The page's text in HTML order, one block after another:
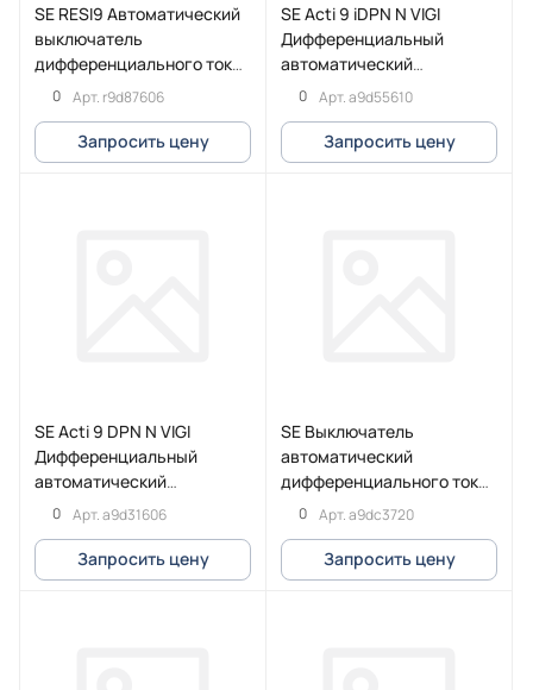
SE RESI9 Автоматический
выключатель
дифференциального тока
(ДИФ) 1P+N С 6А 6000A
30мА 18mm тип AC
0 Арт. r9d87606
Запросить цену
SE Acti 9 iDPN N VIGI
Дифференциальный
автоматический
выключатель 6KA 10A B
30MA AC
0 Арт.a9d55610
Запросить цену
SE Acti 9 DPN N VIGI
Дифференциальный
автоматический
выключатель 6KA 6A C
30MA AC
0 Арт.a9d31606
Запросить цену
SE Выключатель
автоматический
дифференциального тока
iCV40 3P+N 6кА 20A C
30мA тип A
0 Арт.a9dc3720
Запросить цену